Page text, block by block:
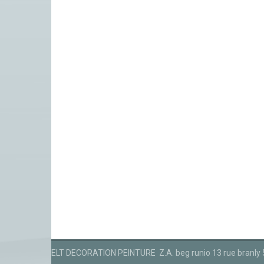
ELT DECORATION PEINTURE Z.A. beg runio 13 rue